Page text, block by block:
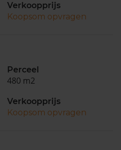
Verkoopprijs
Koopsom opvragen
Perceel
480 m2
Verkoopprijs
Koopsom opvragen